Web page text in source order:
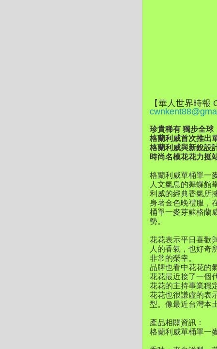
【華人世界時
珍貴稀有 獨步全球
格蘭利威首次推出
格蘭利威與新銳設
時尚名模花花力挺
格蘭利威單桶單一
人文氣息的舞蝶館
利威的經典香氣所
身著金色晚禮服，
桶單一麥芽蘇格蘭
勢。
花花表示平日喜歡
人的香氣，也好奇
非常的榮幸。
品牌也看中花花的
花花最近接了一個
花花的主持事業穩
花花也很謙虛的表
型。像最近台灣本
產品相關資訊：
格蘭利威單桶單一